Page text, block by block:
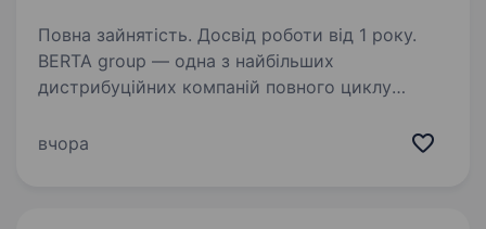
Повна зайнятість. Досвід роботи від 1 року.
BERTA group — одна з найбільших
дистрибуційних компаній повного циклу
логістику, рітейл та імпорт. Більше 30 років
вчора